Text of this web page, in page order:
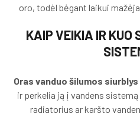
oro, todėl bėgant laikui
KAIP VEIKIA IR KUO
Oras vanduo šilumos siurblys
ir perkelia ją į vandens
radiatorius ar karšto